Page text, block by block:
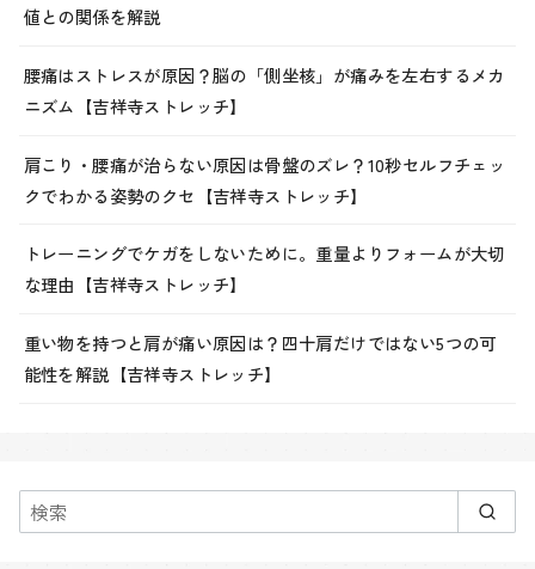
値との関係を解説
腰痛はストレスが原因？脳の「側坐核」が痛みを左右するメカ
ニズム【吉祥寺ストレッチ】
肩こり・腰痛が治らない原因は骨盤のズレ？10秒セルフチェッ
クでわかる姿勢のクセ【吉祥寺ストレッチ】
トレーニングでケガをしないために。重量よりフォームが大切
な理由【吉祥寺ストレッチ】
重い物を持つと肩が痛い原因は？四十肩だけではない5つの可
能性を解説【吉祥寺ストレッチ】